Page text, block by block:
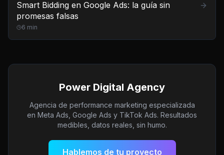
Smart Bidding en Google Ads: la guía sin
promesas falsas
6 min
Power Digital Agency
Agencia de performance marketing especializada
en Meta Ads, Google Ads y TikTok Ads. Resultados
medibles, datos reales, sin humo.
Hablemos de tu proyecto